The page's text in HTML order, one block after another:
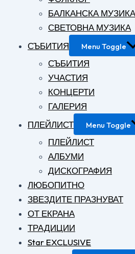
БАЛКАНСКА МУЗИКА
СВЕТОВНА МУЗИКА
СЪБИТИЯ
Menu Toggle
СЪБИТИЯ
УЧАСТИЯ
КОНЦЕРТИ
ГАЛЕРИЯ
ПЛЕЙЛИСТ
Menu Toggle
ПЛЕЙЛИСТ
АЛБУМИ
ДИСКОГРАФИЯ
ЛЮБОПИТНО
ЗВЕЗДИТЕ ПРАЗНУВАТ
ОТ ЕКРАНА
ТРАДИЦИИ
Star EXCLUSIVE